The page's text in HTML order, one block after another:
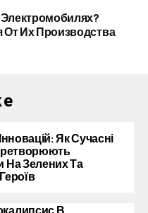
От Их Производства
Як Сучасні
На Зелених Та
В